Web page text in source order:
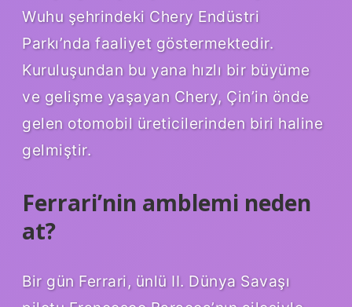
Wuhu şehrindeki Chery Endüstri
Parkı’nda faaliyet göstermektedir.
Kuruluşundan bu yana hızlı bir büyüme
ve gelişme yaşayan Chery, Çin’in önde
gelen otomobil üreticilerinden biri haline
gelmiştir.
Ferrari’nin amblemi neden
at?
Bir gün Ferrari, ünlü II. Dünya Savaşı